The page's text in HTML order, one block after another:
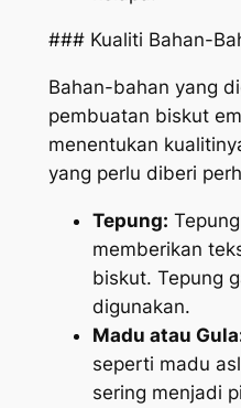
### Kualiti Bahan-
Bahan-bahan yang
pembuatan biskut
menentukan
yang perlu diberi
Tepung:
memberikan
biskut. Tepung
digunakan.
Madu atau
seperti madu
sering menjadi